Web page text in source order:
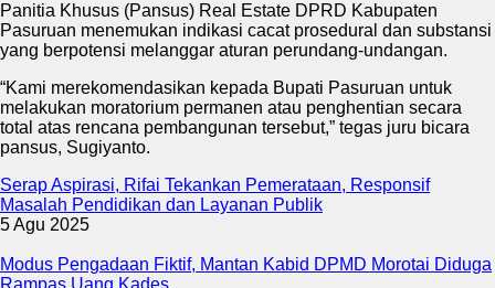
Panitia Khusus (Pansus) Real Estate DPRD Kabupaten
Pasuruan menemukan indikasi cacat prosedural dan substansi
yang berpotensi melanggar aturan perundang-undangan.
“Kami merekomendasikan kepada Bupati Pasuruan untuk
melakukan moratorium permanen atau penghentian secara
total atas rencana pembangunan tersebut,” tegas juru bicara
pansus, Sugiyanto.
Serap Aspirasi, Rifai Tekankan Pemerataan, Responsif
Masalah Pendidikan dan Layanan Publik
5 Agu 2025
Modus Pengadaan Fiktif, Mantan Kabid DPMD Morotai Diduga